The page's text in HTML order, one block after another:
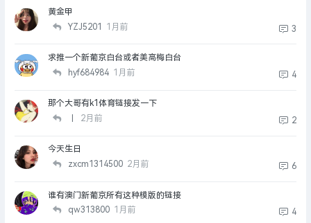
黄金甲
YZJ5201
1月前 3
求推一个新葡京白台或者美高梅白台
hyf684984 1月前 4
那个大哥有k1体育链接发一下
2月前 2
今天生日
zxcm1314500 2月前 6
谁有澳门新葡京所有这种模版的链接
qw313800 1月前 4